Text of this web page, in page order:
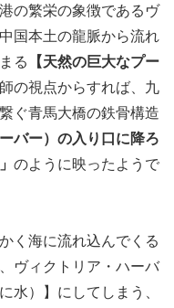
の繁栄の象徴であるヴ
国本土の龍脈から流れ
る
【天然の巨大なプー
の視点からすれば、九
ぐ青馬大橋の鉄骨構造
バー）の入り口に降ろ
のように映ったようで
く海に流れ込んでくる
ヴィクトリア・ハーバ
水）】にしてしまう、